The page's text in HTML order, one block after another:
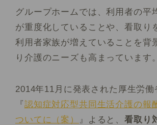
グループホームでは、利用者の平
が重度化していることや、看取り
利用者家族が増えていることを背
り介護のニーズも高まっています。
2014年11月に発表された厚生労働
『認知症対応型共同生活介護の報
ついてに（案）
』よると、看取り